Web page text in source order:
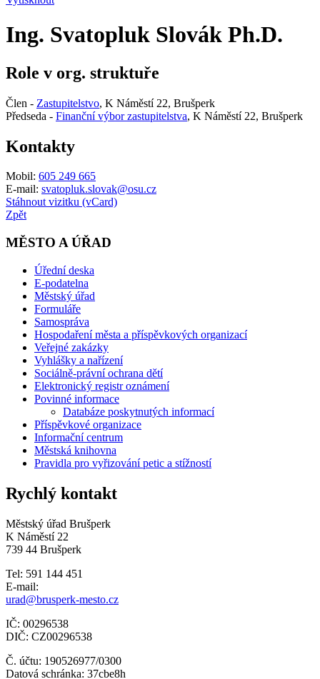
Ing. Svatopluk Slovák Ph.D.
Role v org. struktuře
Člen - Zastupitelstvo, K Náměstí 22, Brušperk
Předseda - Finanční výbor zastupitelstva, K Náměstí 22, Brušperk
Kontakty
Mobil: 605 249 665
E-mail: svatopluk.slovak@osu.cz
Stáhnout vizitku (vCard)
Zpět
MĚSTO A ÚŘAD
Úřední deska
E-podatelna
Městský úřad
Formuláře
Samospráva
Hospodaření města a příspěvkových organizací
Veřejné zakázky
Vyhlášky a nařízení
Sociálně-právní ochrana dětí
Elektronický registr oznámení
Povinné informace
Databáze poskytnutých informací
Příspěvkové organizace
Informační centrum
Městská knihovna
Pravidla pro vyřizování petic a stížností
Rychlý kontakt
Městský úřad Brušperk
K Náměstí 22
739 44 Brušperk
Tel: 591 144 451
E-mail:
urad@brusperk-mesto.cz
IČ: 00296538
DIČ: CZ00296538
Č. účtu: 190526977/0300
Datová schránka: 37cbe8h